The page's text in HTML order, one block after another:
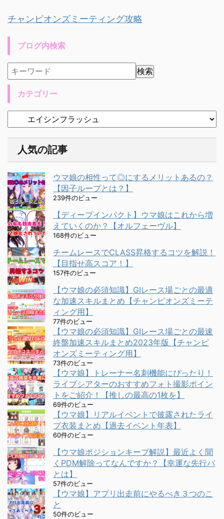
チャンピオンズミーティング攻略
ブログ内検索
カテゴリー
人気の記事
ウマ娘の相性って◎にするメリットあるの？
【因子ループとは？】
239件のビュー
【ディープインパクト】ウマ娘はこれから増
えていくのか？【オルフェーヴル】
168件のビュー
チームレースでCLASS昇格するコツを解説！
【目指せ高スコア！】
157件のビュー
【ウマ娘の必須知識】GⅠレース場ごとの最適
な加速スキルまとめ【チャンピオンズミーテ
ィング用】
77件のビュー
【ウマ娘の必須知識】GⅠレース場ごとの最速
終盤加速スキルまとめ2023年版【チャンピ
オンズミーティング用】
73件のビュー
【ウマ娘】トレーナー名刺機能にぴったり！
ライブシアターのおすすめフォト撮影ポイン
トをご紹介！【推しの最高の1枚を】
69件のビュー
【ウマ娘】リアルイベントで披露されたライ
ブ衣装まとめ【過去イベント年表】
60件のビュー
【ウマ娘ポジションキープ解説】最近よく聞
くPDM解除ってなんですか？【幸運な先行バ
とは】
57件のビュー
【ウマ娘】アプリ出走前にやるべき３つのこ
と
50件のビュー